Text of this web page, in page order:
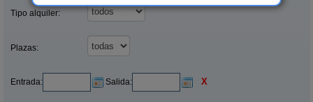
Tipo alquiler:
Plazas:
Entrada: Salida: X